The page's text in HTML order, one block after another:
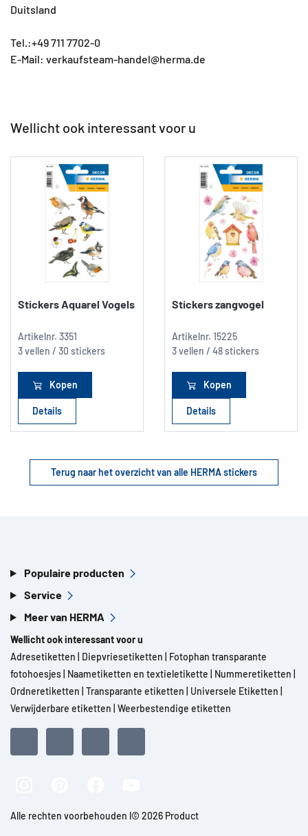
Duitsland
Tel.:+49 711 7702-0
E-Mail: verkaufsteam-handel@herma.de
Wellicht ook interessant voor u
Stickers Aquarel Vogels
Artikelnr. 3351
3 vellen / 30 stickers
Kopen
Details
Stickers zangvogel
Artikelnr. 15225
3 vellen / 48 stickers
Kopen
Details
Terug naar het overzicht van alle HERMA stickers
Populaire producten
Service
Meer van HERMA
Wellicht ook interessant voor u
Adresetiketten
Diepvriesetiketten
Fotophan transparante
fotohoesjes Naametiketten en textieletikette Nummeretiketten
Ordneretiketten Transparante etiketten Universele Etiketten
Verwijderbare etiketten Weerbestendige etiketten
Alle rechten voorbehouden l© 2026 Product